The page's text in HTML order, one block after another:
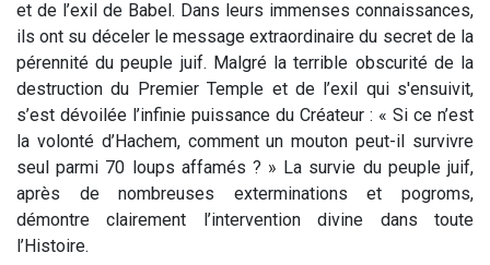
et de l’exil de Babel. Dans leurs immenses connaissances,
ils ont su déceler le message extraordinaire du secret de la
pérennité du peuple juif. Malgré la terrible obscurité de la
destruction du Premier Temple et de l’exil qui s'ensuivit,
s’est dévoilée l’infinie puissance du Créateur : « Si ce n’est
la volonté d’Hachem, comment un mouton peut-il survivre
seul parmi 70 loups affamés ? » La survie du peuple juif,
après de nombreuses exterminations et pogroms,
démontre clairement l’intervention divine dans toute
l’Histoire.